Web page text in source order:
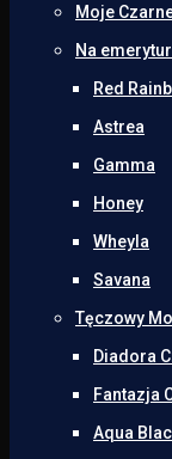
Moje
Na
Red
Astrea
Gamma
Honey
Wheyla
Savana
Tęczowy
Diadora
Fantazja
Aqua